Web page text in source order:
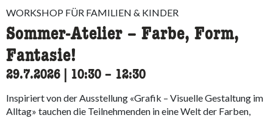
WORKSHOP FÜR FAMILIEN & KINDER
Sommer-Atelier – Farbe, Form,
Fantasie!
29.7.2026 10:30 accessibility.time_to
– 12:30
Inspiriert von der Ausstellung «Grafik – Visuelle Gestaltung im
Alltag» tauchen die Teilnehmenden in eine Welt der Farben,